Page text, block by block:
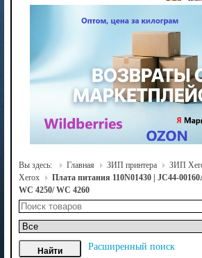
Вы здесь: Главная ЗИП принтера ЗИП
Xerox
Плата питания 110N01430 | JC44-
WC 4250/ WC 4260
Расширенный поиск